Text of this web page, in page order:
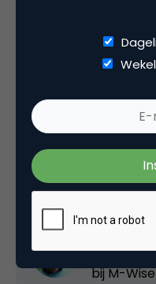
Deel dit artikel
Kopieer link
Stephan
manager
bijM-Wise